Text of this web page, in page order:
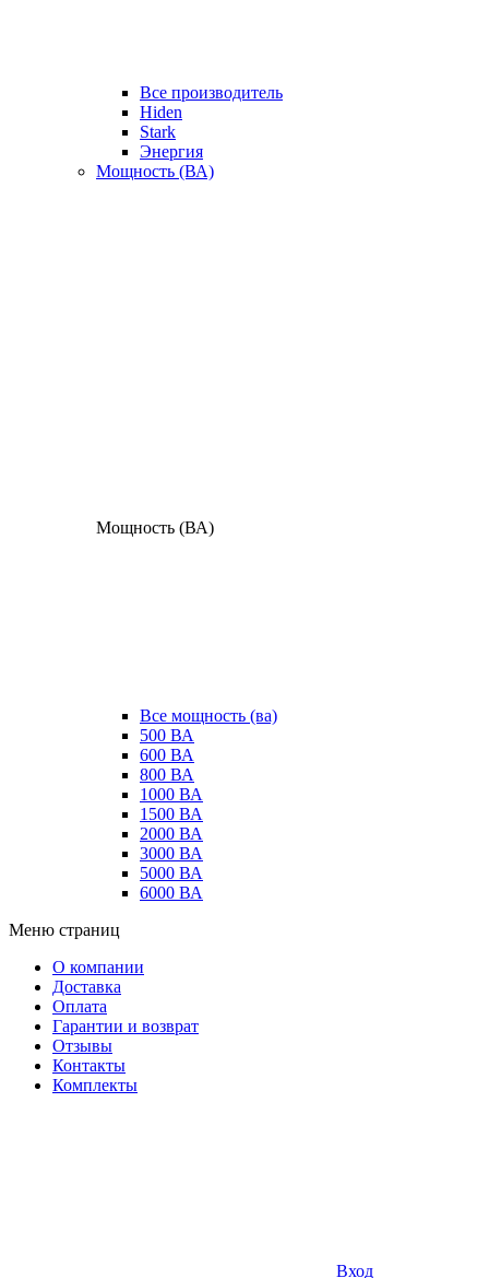
Все производитель
Hiden
Stark
Энергия
Мощность (ВА)
Мощность (ВА)
Все мощность (ва)
500 ВА
600 ВА
800 ВА
1000 ВА
1500 ВА
2000 ВА
3000 ВА
5000 ВА
6000 ВА
Меню страниц
О компании
Доставка
Оплата
Гарантии и возврат
Отзывы
Контакты
Комплекты
Вход